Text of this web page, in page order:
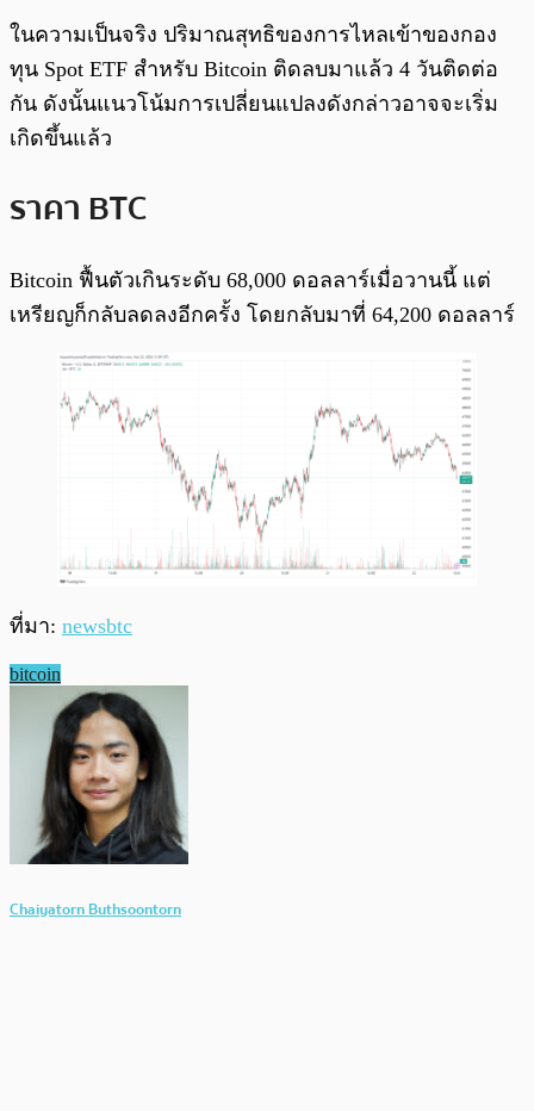
ในความเป็นจริง ปริมาณสุทธิของการไหลเข้าของกอง
ทุน Spot ETF สำหรับ Bitcoin ติดลบมาแล้ว 4 วันติดต่อ
กัน ดังนั้นแนวโน้มการเปลี่ยนแปลงดังกล่าวอาจจะเริ่ม
เกิดขึ้นแล้ว
ราคา BTC
Bitcoin ฟื้นตัวเกินระดับ 68,000 ดอลลาร์เมื่อวานนี้ แต่
เหรียญก็กลับลดลงอีกครั้ง โดยกลับมาที่ 64,200 ดอลลาร์
ที่มา: newsbtc
bitcoin
Chaiyatorn Buthsoontorn